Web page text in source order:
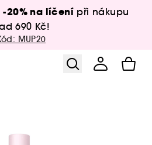
-20% na líčení při nákupu
690 Kč!
MUP20